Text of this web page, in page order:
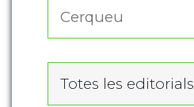
Totes les editorials